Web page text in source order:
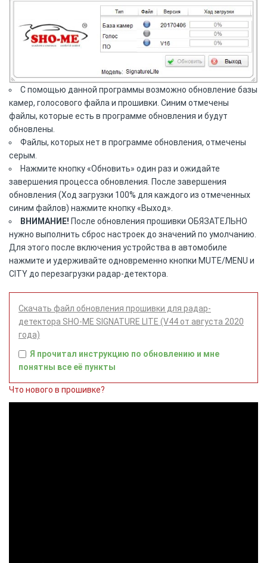
С помощью данной программы возможно обновление базы
камер, голосового файла и прошивки. Синим отмечены
файлы, которые есть в программе обновления и будут
обновлены.
Файлы, которых нет в программе обновления, отмечены
серым.
Нажмите кнопку «Обновить» один раз и ожидайте
завершения процесса обновления. После завершения
обновления (Ход загрузки 100% для каждого из отмеченных
синим файлов) нажмите кнопку «Выход».
ВНИМАНИЕ! После обновления прошивки ОБЯЗАТЕЛЬНО
нужно выполнить сброс настроек до значений по умолчанию.
Для этого после включения устройства в автомобиле
нажмите и удерживайте одновременно кнопки MUTE/MENU и
CITY до перезагрузки радар-детектора.
Скачать файл обновления прошивки для радар-
детектора SHO-ME SIGNATURE LITE (V44 от августа 2020
года)
Я прочитал инструкцию по обновлению и мне
понятны все её пункты
Что нового в прошивке?